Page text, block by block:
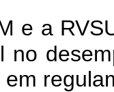
e a
no